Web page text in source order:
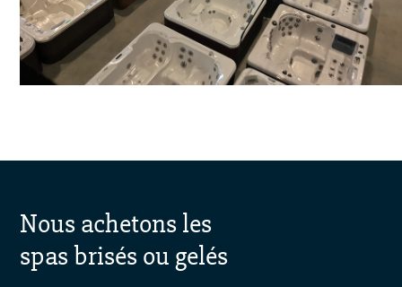
Nous achetons les
spas brisés ou gelés